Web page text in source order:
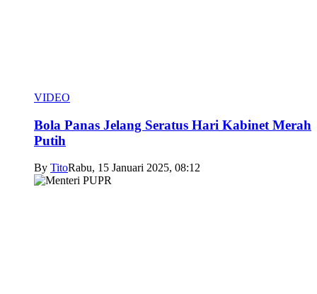
VIDEO
Bola Panas Jelang Seratus Hari Kabinet Merah
Putih
By TitoRabu, 15 Januari 2025, 08:12